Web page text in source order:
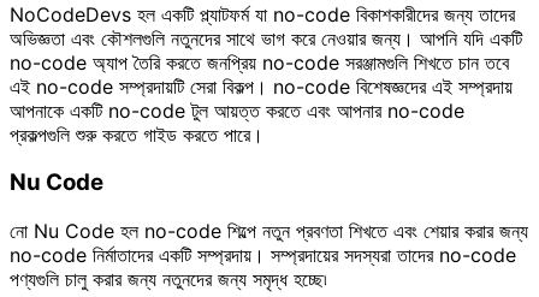
NoCodeDevs হল একটি প্ল্যাটফর্ম যা no-code বিকাশকারীদের জন্য তাদের
অভিজ্ঞতা এবং কৌশলগুলি নতুনদের সাথে ভাগ করে নেওয়ার জন্য। আপনি যদি একটি
no-code অ্যাপ তৈরি করতে জনপ্রিয় no-code সরঞ্জামগুলি শিখতে চান তবে
এই no-code সম্প্রদায়টি সেরা বিকল্প। no-code বিশেষজ্ঞদের এই সম্প্রদায়
আপনাকে একটি no-code টুল আয়ত্ত করতে এবং আপনার no-code
প্রকল্পগুলি শুরু করতে গাইড করতে পারে।
Nu Code
নো Nu Code হল no-code শিল্পে নতুন প্রবণতা শিখতে এবং শেয়ার করার জন্য
no-code নির্মাতাদের একটি সম্প্রদায়। সম্প্রদায়ের সদস্যরা তাদের no-code
পণ্যগুলি চালু করার জন্য নতুনদের জন্য সমৃদ্ধ হচ্ছে৷